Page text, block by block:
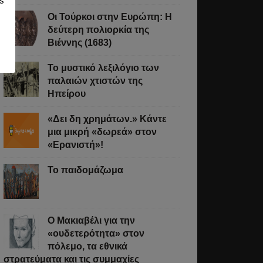
Οι Τούρκοι στην Ευρώπη: Η
δεύτερη πολιορκία της
Βιέννης (1683)
Το μυστικό λεξιλόγιο των
παλαιών χτιστών της
Ηπείρου
«Δει δη χρημάτων.» Κάντε
μια μικρή «δωρεά» στον
«Ερανιστή»!
Το παιδομάζωμα
O Μακιαβέλι για την
«ουδετερότητα» στον
πόλεμο, τα εθνικά
στρατεύματα και τις συμμαχίες